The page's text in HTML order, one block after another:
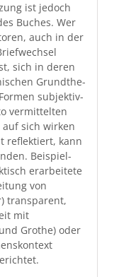
ist jedoch
Buch­es. Wer
auch in der
sich in deren
Grundthe­
sub­jek­tiv­
ver­mit­tel­ten
sich wirken
reflek­tiert, kann
Beispiel­
erar­beit­ete
von
trans­par­ent,
mit
Grothe) oder